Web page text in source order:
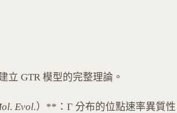
立 GTR 模型的完整理論。
Evol.）**：Γ 分布的位點速率異質性